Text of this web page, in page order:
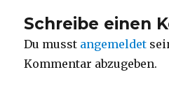
Schreibe einen
Du musst angemeldet
Kommentar abzugeben.